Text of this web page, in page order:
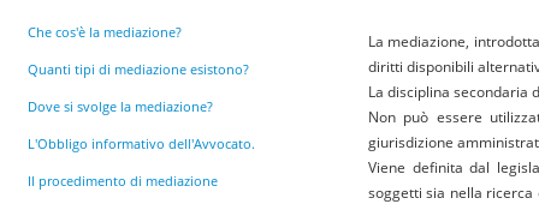
Che cos'è la mediazione?
Quanti tipi di mediazione esistono?
Dove si svolge la mediazione?
L'Obbligo informativo dell'Avvocato.
Il procedimento di mediazione
La mediazione,
diritti disponibili
La disciplina secondaria
Non può essere
giurisdizione
Viene definita dal
soggetti sia nella